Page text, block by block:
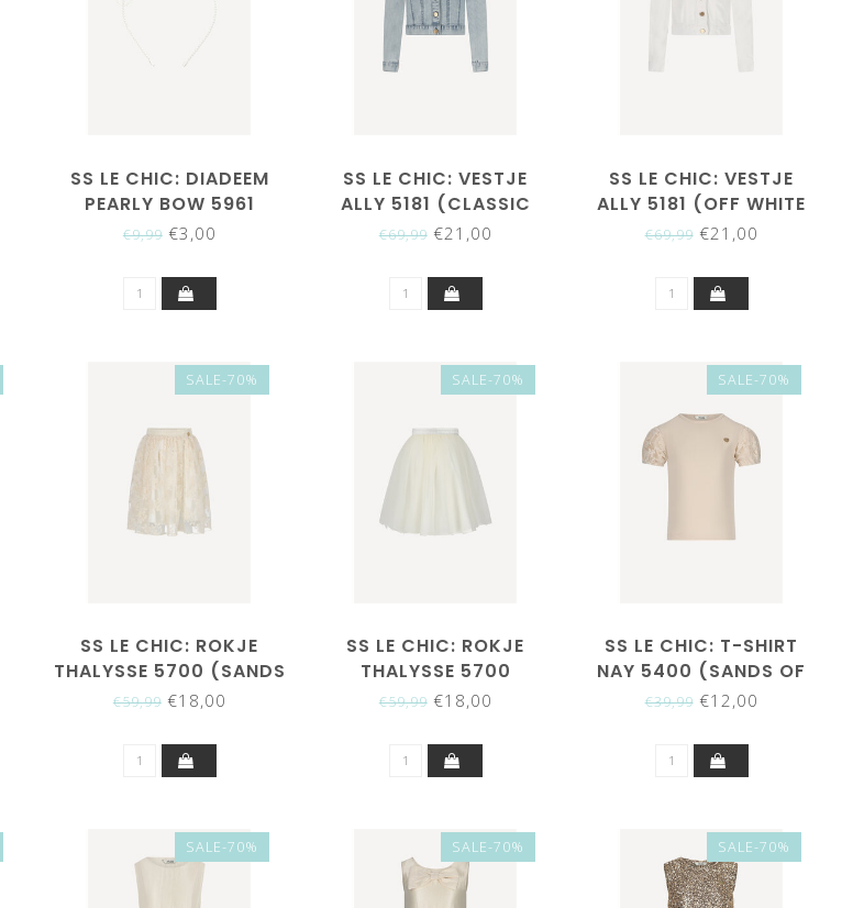
SS LE CHIC: DIADEEM
PEARLY BOW 5961
€9,99€3,00
SS LE CHIC: VESTJE
ALLY 5181 (CLASSIC
LIGHT DENIM)
€69,99€21,00
SS LE CHIC: VESTJE
ALLY 5181 (OFF WHITE
DENIM)
€69,99€21,00
SALE-70%
SS LE CHIC: ROKJE
THALYSSE 5700 (SANDS
OF TIME)
€59,99€18,00
SALE-70%
SS LE CHIC: ROKJE
THALYSSE 5700
(PEARL)
€59,99€18,00
SALE-70%
SS LE CHIC: T-SHIRT
NAY 5400 (SANDS OF
TIME)
€39,99€12,00
SALE-70% SALE-70% SALE-70%